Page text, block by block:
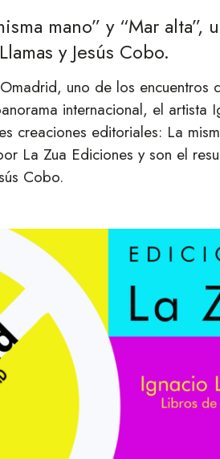
mano” y “Mar alta”,
y Jesús Cobo.
uno de los encuentros
internacional, el artista
creaciones editoriales: La
La Zua Ediciones y son el
Cobo.